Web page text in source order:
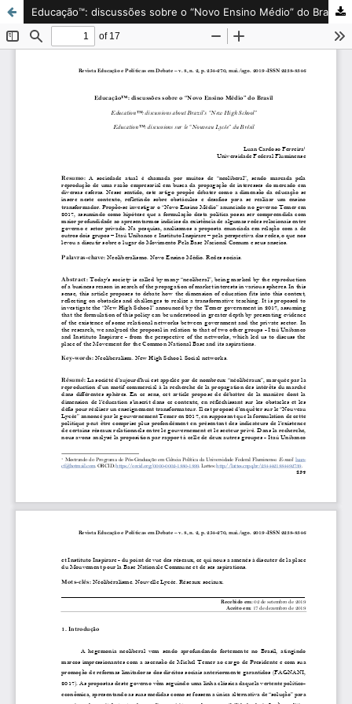
Educação™: discussões sobre o “Novo Ensino Médio” do Brasil